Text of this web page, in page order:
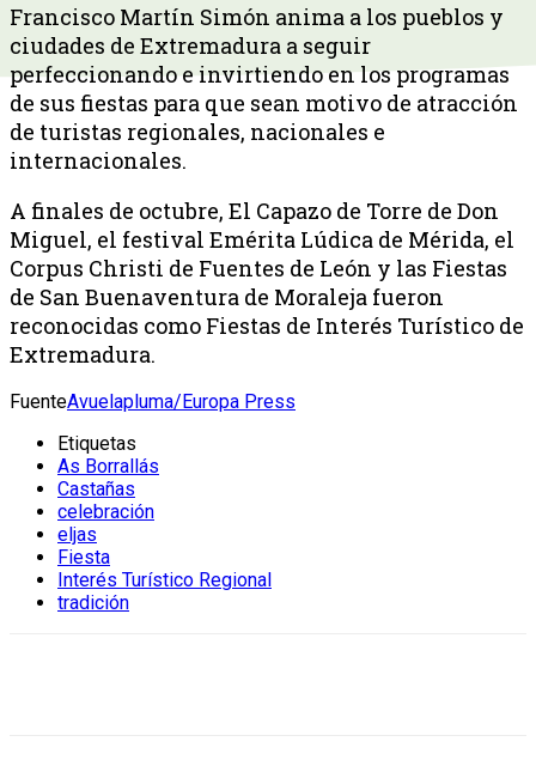
Francisco Martín Simón anima a los pueblos y
ciudades de Extremadura a seguir
perfeccionando e invirtiendo en los programas
de sus fiestas para que sean motivo de atracción
de turistas regionales, nacionales e
internacionales.
A finales de octubre, El Capazo de Torre de Don
Miguel, el festival Emérita Lúdica de Mérida, el
Corpus Christi de Fuentes de León y las Fiestas
de San Buenaventura de Moraleja fueron
reconocidas como Fiestas de Interés Turístico de
Extremadura.
FuenteAvuelapluma/Europa Press
Etiquetas
As Borrallás
Castañas
celebración
eljas
Fiesta
Interés Turístico Regional
tradición